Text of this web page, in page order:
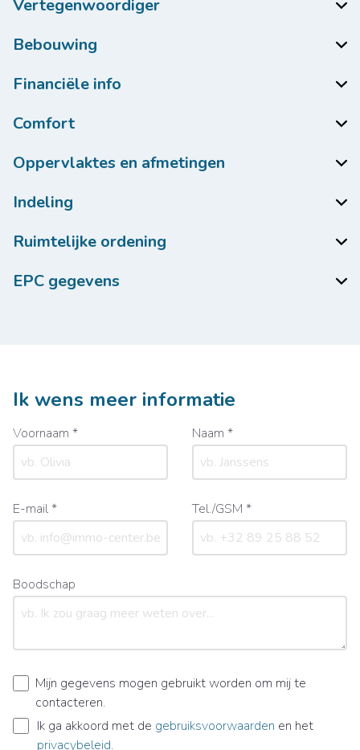
Vertegenwoordiger
Bebouwing
Financiële info
Comfort
Oppervlaktes en afmetingen
Indeling
Ruimtelijke ordening
EPC gegevens
Ik wens meer informatie
Voornaam * Naam *
E-mail * Tel./GSM *
Boodschap
Mijn gegevens mogen gebruikt worden om mij te
contacteren.
Ik ga akkoord met de gebruiksvoorwaarden en het
privacybeleid.